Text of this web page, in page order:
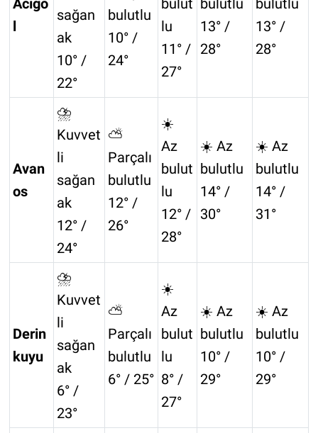
Acıgö
sağan
ak
10° /
22°
bulutlu
10° /
24°
bulut
lu
11° /
27°
bulutlu
13° /
28°
bulutlu
13° /
28°
Avan
os
⛈️
Kuvvet
li
sağan
ak
12° /
24°
⛅
Parçalı
bulutlu
12° /
26°
☀️
Az
bulut
lu
12° /
28°
☀️ Az
bulutlu
14° /
30°
☀️ Az
bulutlu
14° /
31°
Derin
kuyu
⛈️
Kuvvet
li
sağan
ak
6° /
23°
⛅
Parçalı
bulutlu
6° / 25°
☀️
Az
bulut
lu
8° /
27°
☀️ Az
bulutlu
10° /
29°
☀️ Az
bulutlu
10° /
29°